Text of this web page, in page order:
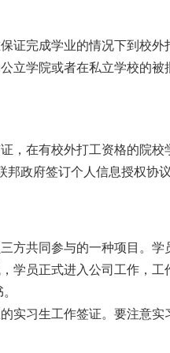
证完成学业的情况下到校
立学院或者在私立学校的被
，在有校外打工资格的院校
政府签订个人信息授权协议
方共同参与的一种项目。
学员正式进入公司工作，工
实习生工作签证。要注意